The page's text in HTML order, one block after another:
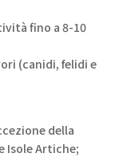
fino a 8-10
(canidi, felidi e
della
Isole Artiche;